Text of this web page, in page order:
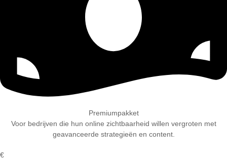
Premiumpakket
Voor bedrijven die hun online zichtbaarheid willen vergroten met
geavanceerde strategieën en content.
€